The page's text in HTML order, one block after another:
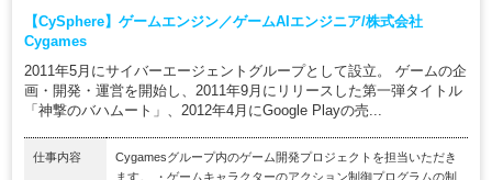
【CySphere】ゲームエンジン／ゲームAIエンジニア/株式会社
Cygames
2011年5月にサイバーエージェントグループとして設立。 ゲームの企
画・開発・運営を開始し、2011年9月にリリースした第一弾タイトル
「神撃のバハムート」、2012年4月にGoogle Playの売...
仕事内容
Cygamesグループ内のゲーム開発プロジェクトを担当いただき
ます。 ・ゲームキャラクターのアクション制御プログラムの制